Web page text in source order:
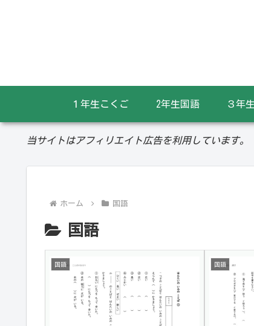
１年生こくご 2年生国語 ３年
当サイトはアフィリエイト広告を利用しています。
ホーム 国語
国語
国語 国語